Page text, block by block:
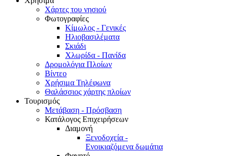
Χάρτες του νησιού
Φωτογραφίες
Κίμωλος - Γενικές
Ηλιοβασιλέματα
Σκιάδι
Χλωρίδα - Πανίδα
Δρομολόγια Πλοίων
Βίντεο
Χρήσιμα Τηλέφωνα
Θαλάσσιος χάρτης πλοίων
Τουρισμός
Μετάβαση - Πρόσβαση
Κατάλογος Επιχειρήσεων
Διαμονή
Ξενοδοχεία -
Ενοικιαζόμενα δωμάτια